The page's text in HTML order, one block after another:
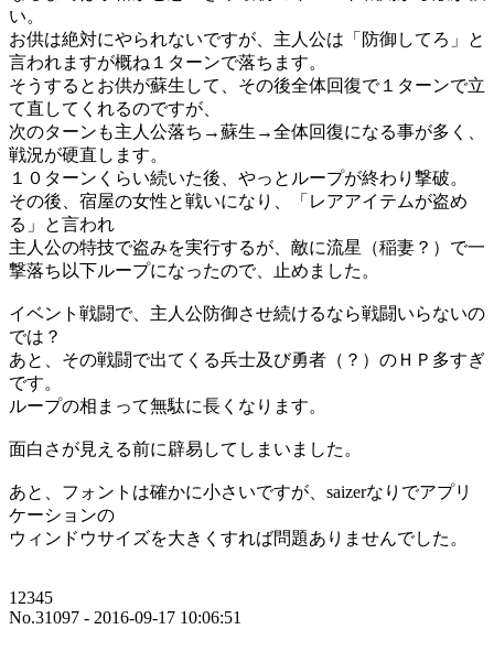
い。
お供は絶対にやられないですが、主人公は「防御してろ」と
言われますが概ね１ターンで落ちます。
そうするとお供が蘇生して、その後全体回復で１ターンで立
て直してくれるのですが、
次のターンも主人公落ち→蘇生→全体回復になる事が多く、
戦況が硬直します。
１０ターンくらい続いた後、やっとループが終わり撃破。
その後、宿屋の女性と戦いになり、「レアアイテムが盗め
る」と言われ
主人公の特技で盗みを実行するが、敵に流星（稲妻？）で一
撃落ち以下ループになったので、止めました。
イベント戦闘で、主人公防御させ続けるなら戦闘いらないの
では？
あと、その戦闘で出てくる兵士及び勇者（？）のＨＰ多すぎ
です。
ループの相まって無駄に長くなります。
面白さが見える前に辟易してしまいました。
あと、フォントは確かに小さいですが、saizerなりでアプリ
ケーションの
ウィンドウサイズを大きくすれば問題ありませんでした。
12345
No.31097 - 2016-09-17 10:06:51